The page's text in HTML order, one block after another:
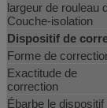
largeur de rouleau
Couche-isolation
Dispositif de
Forme de
Exactitude de
correction
Ébarbe le dispositif